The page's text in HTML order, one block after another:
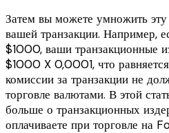
Затем вы можете умножить
вашей транзакции. Например,
$1000, ваши транзакционные
$1000 X 0,0001, что
комиссии за транзакции не
торговле валютами. В этой
больше о транзакционных
оплачиваете при торговле на